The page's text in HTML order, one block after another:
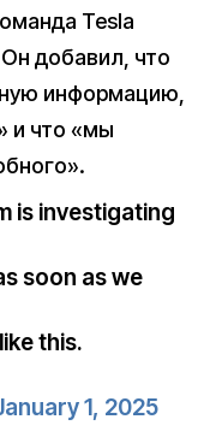
Tesla
добавил, что
информацию,
и что «мы
is investigating
soon as we
this.
1, 2025